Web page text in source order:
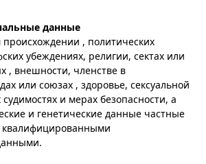
данные
происхождении , политических
убеждениях, религии, сектах или
, внешности, членстве в
или союзах , здоровье, сексуальной
и мерах безопасности, а
и генетические данные частные